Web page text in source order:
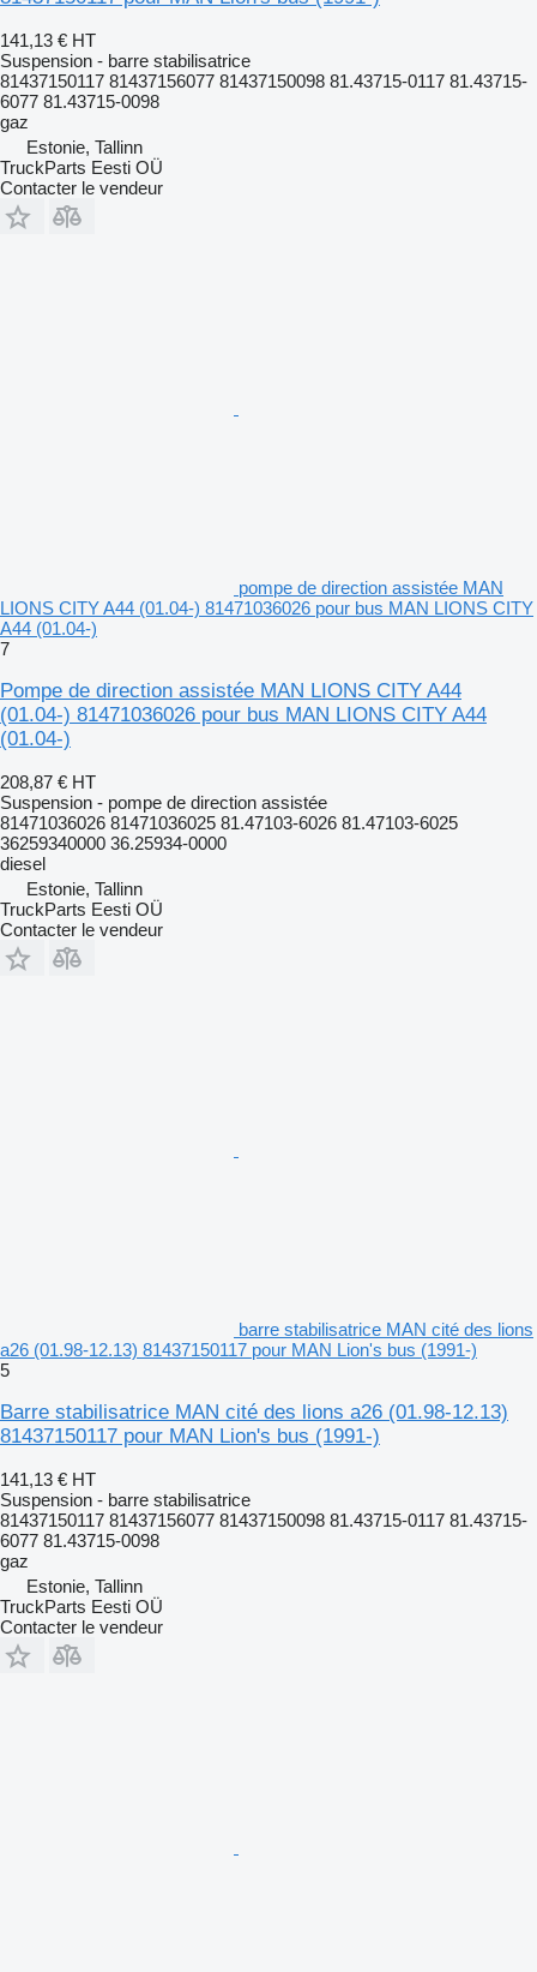
141,13 € HT
Suspension - barre stabilisatrice
81437150117 81437156077 81437150098 81.43715-0117 81.43715-
6077 81.43715-0098
gaz
Estonie, Tallinn
TruckParts Eesti OÜ
Contacter le vendeur
pompe de direction assistée MAN
LIONS CITY A44 (01.04-) 81471036026 pour bus MAN LIONS CITY
A44 (01.04-)
7
Pompe de direction assistée MAN LIONS CITY A44
(01.04-) 81471036026 pour bus MAN LIONS CITY A44
(01.04-)
208,87 € HT
Suspension - pompe de direction assistée
81471036026 81471036025 81.47103-6026 81.47103-6025
36259340000 36.25934-0000
diesel
Estonie, Tallinn
TruckParts Eesti OÜ
Contacter le vendeur
barre stabilisatrice MAN cité des lions
a26 (01.98-12.13) 81437150117 pour MAN Lion's bus (1991-)
5
Barre stabilisatrice MAN cité des lions a26 (01.98-12.13)
81437150117 pour MAN Lion's bus (1991-)
141,13 € HT
Suspension - barre stabilisatrice
81437150117 81437156077 81437150098 81.43715-0117 81.43715-
6077 81.43715-0098
gaz
Estonie, Tallinn
TruckParts Eesti OÜ
Contacter le vendeur